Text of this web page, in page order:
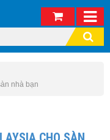
nhà bạn